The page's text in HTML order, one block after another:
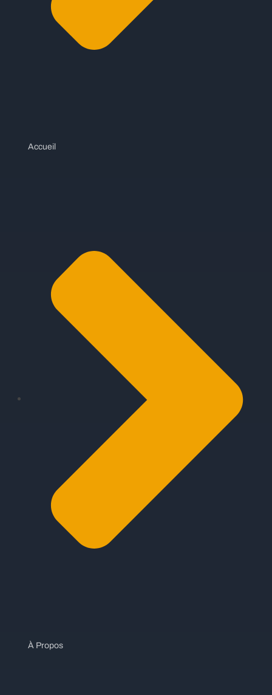
Accueil
À Propos